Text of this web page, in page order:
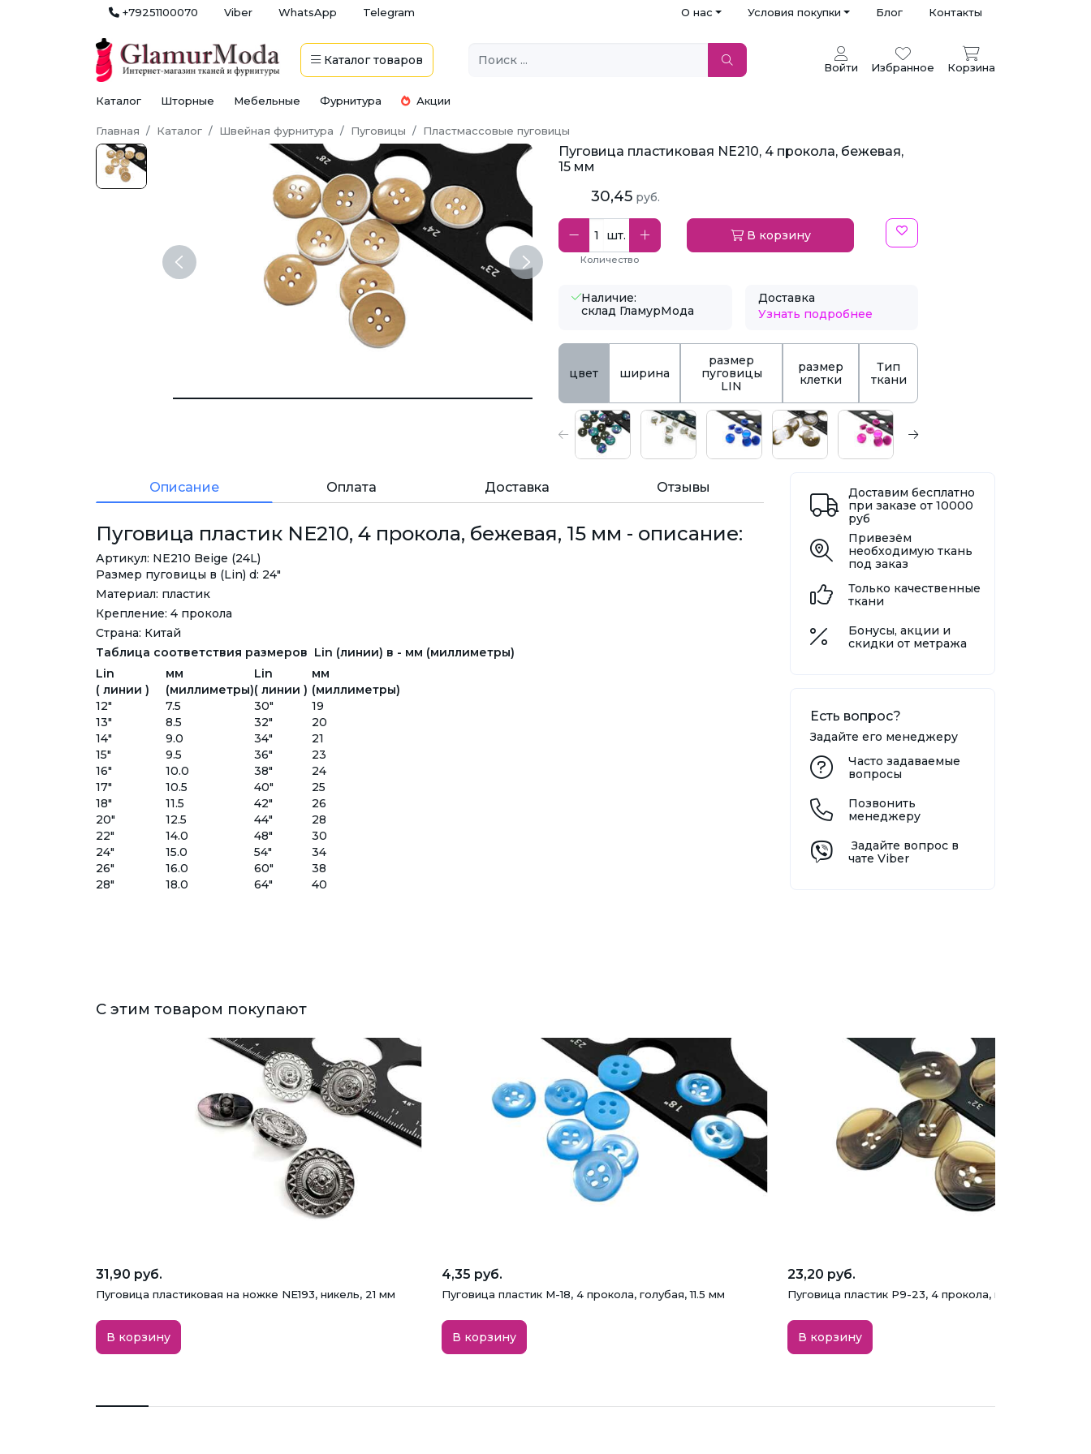
+79251100070 Viber WhatsApp Telegram О нас Условия покупки Блог Контакты
Каталог товаров Войти Избранное Корзина
Каталог Шторные Мебельные Фурнитура Акции
Главная Каталог Швейная фурнитура Пуговицы Пластмассовые пуговицы
Previous Next
Пуговица пластиковая NE210, 4 прокола, бежевая,
15 мм
30,45 руб.
шт.
Количество
В корзину
Наличие:
склад ГламурМода
Доставка
Узнать подробнее
цвет ширина
размер
пуговицы
LIN
размер
клетки
Тип
ткани
Описание Оплата Доставка Отзывы
Пуговица пластик NE210, 4 прокола, бежевая, 15 мм - описание:
Артикул: NE210 Beige (24L)
Размер пуговицы в (Lin) d: 24"
Материал: пластик
Крепление: 4 прокола
Страна: Китай
Таблица соответствия размеров Lin (линии) в - мм (миллиметры)
Lin
мм Lin
мм
( линии )
(миллиметры)( линии ) (миллиметры)
12"
7.5 30"
19
13"
8.5 32"
20
14"
9.0 34"
21
15"
9.5 36"
23
16"
10.0 38"
24
17"
10.5 40"
25
18"
11.5 42"
26
20"
12.5 44"
28
22"
14.0 48"
30
24"
15.0 54"
34
26"
16.0 60"
38
28"
18.0 64" 40
Доставим бесплатно
при заказе от 10000
руб
Привезём
необходимую ткань
под заказ
Только качественные
ткани
Бонусы, акции и
скидки от метража
Есть вопрос?
Задайте его менеджеру
Часто задаваемые
вопросы
Позвонить
менеджеру
Задайте вопрос в
чате Viber
С этим товаром покупают
31,90 руб.
Пуговица пластиковая на ножке NE193, никель, 21 мм
В корзину
4,35 руб.
Пуговица пластик M-18, 4 прокола, голубая, 11.5 мм
В корзину
23,20 руб.
Пуговица пластик P9-23, 4 прокола, коричневая, 20
В корзину